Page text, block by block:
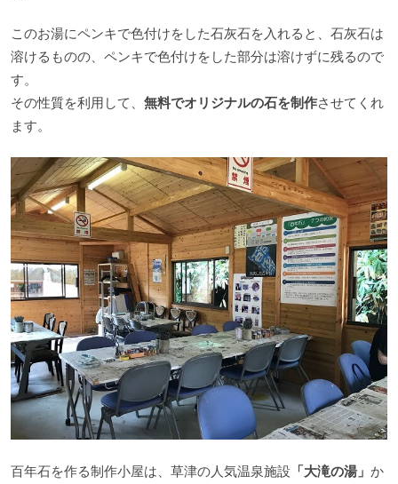
このお湯にペンキで色付けをした石灰石を入れると、石灰石は
溶けるものの、ペンキで色付けをした部分は溶けずに残るので
す。
その性質を利用して、 無料でオリジナルの石を制作させてくれ
ます。
百年石を作る制作小屋は、草津の人気温泉施設 「大滝の湯」 か